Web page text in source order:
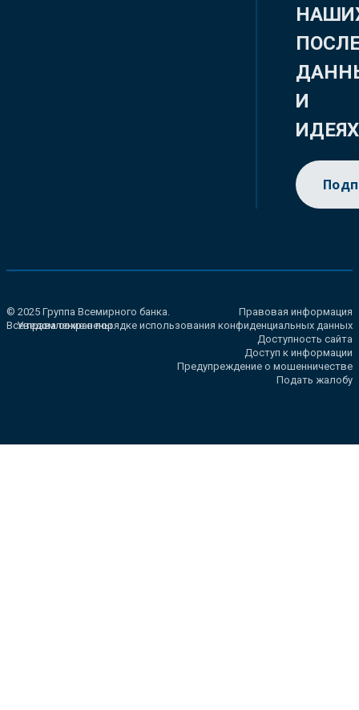
И
ИДЕЯХ
© 2025 Группа Всемирного банка.
Все права сохранены.
Правовая информация
Уведомление о порядке использования конфиденциальных данных
Доступность сайта
Доступ к информации
Предупреждение о мошенничестве
Подать жалобу